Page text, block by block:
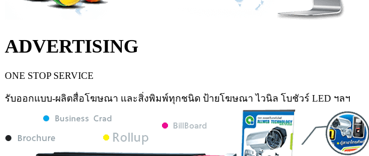
ADVERTISING
ONE STOP SERVICE
รับออกแบบ-ผลิตสื่อโฆษณา และสิ่งพิมพ์ทุกชนิด ป้ายโฆษณา ไวนิล โบชัวร์ LED ฯลฯ